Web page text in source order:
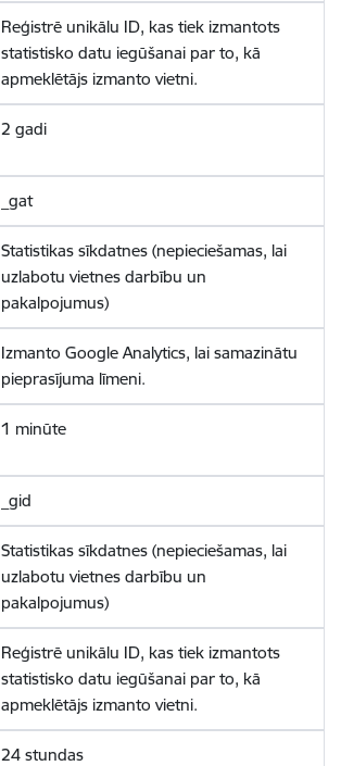
Reģistrē unikālu ID, kas tiek izmantots
statistisko datu iegūšanai par to, kā
apmeklētājs izmanto vietni.
2 gadi
_gat
Statistikas sīkdatnes (nepieciešamas, lai
uzlabotu vietnes darbību un
pakalpojumus)
Izmanto Google Analytics, lai samazinātu
pieprasījuma līmeni.
1 minūte
_gid
Statistikas sīkdatnes (nepieciešamas, lai
uzlabotu vietnes darbību un
pakalpojumus)
Reģistrē unikālu ID, kas tiek izmantots
statistisko datu iegūšanai par to, kā
apmeklētājs izmanto vietni.
24 stundas